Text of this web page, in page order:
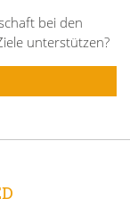
bei den
unterstützen?